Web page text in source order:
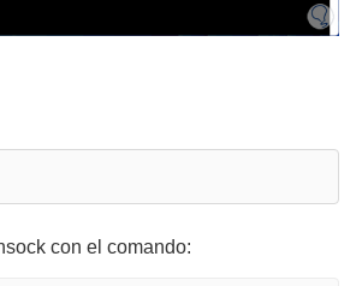
con el comando: